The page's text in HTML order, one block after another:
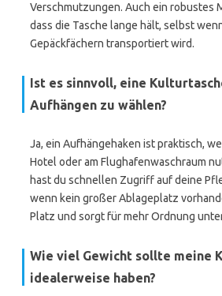
Verschmutzungen. Auch ein robustes
dass die Tasche lange hält, selbst
Gepäckfächern transportiert wird.
Ist es sinnvoll, eine
Aufhängen zu wählen?
Ja, ein Aufhängehaken ist praktisch,
Hotel oder am Flughafenwaschraum
hast du schnellen Zugriff auf deine
wenn kein großer Ablageplatz
Platz und sorgt für mehr Ordnung
Wie viel Gewicht sollte meine
idealerweise haben?